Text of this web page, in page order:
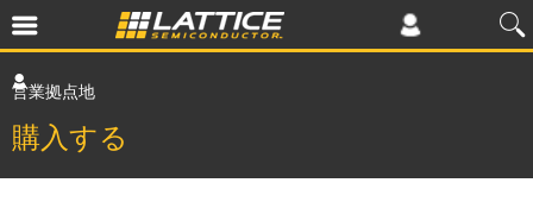
営業拠点地
購入する